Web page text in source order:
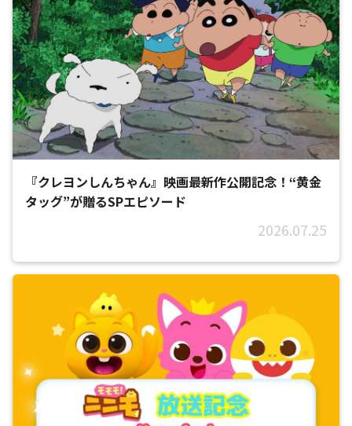
『クレヨンしんちゃん』映画最新作公開記念！“黄金
タッグ”が贈るSPエピソード
2026.07.25